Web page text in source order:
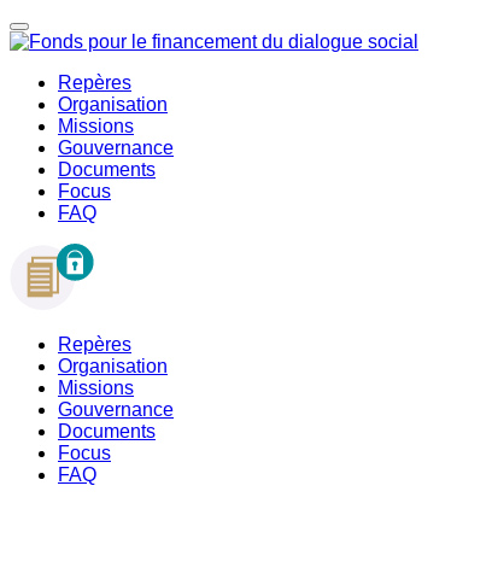
Repères
Organisation
Missions
Gouvernance
Documents
Focus
FAQ
Repères
Organisation
Missions
Gouvernance
Documents
Focus
FAQ